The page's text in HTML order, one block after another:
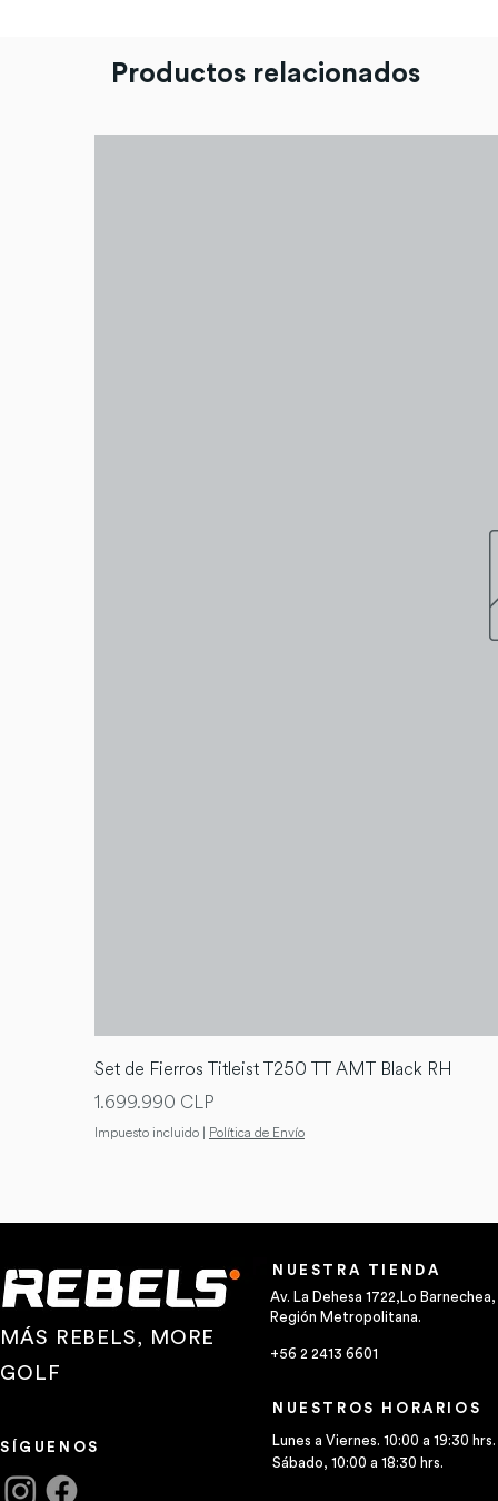
Productos relacionados
Set de Fierros Titleist T250 TT AMT Black RH
Precio
1.699.990 CLP
Impuesto incluido | Política de Envío
MÁS REBELS, MORE
GOLF
SÍGUENOS
NUESTRA TIENDA
Av. La Dehesa 1722,Lo Barnechea,
Región Metropolitana.
+56 2 2413 6601
NUESTROS HORARIOS
Lunes a Viernes. 10:00 a 19:30 hrs.
Sábado, 10:00 a 18:30 hrs.